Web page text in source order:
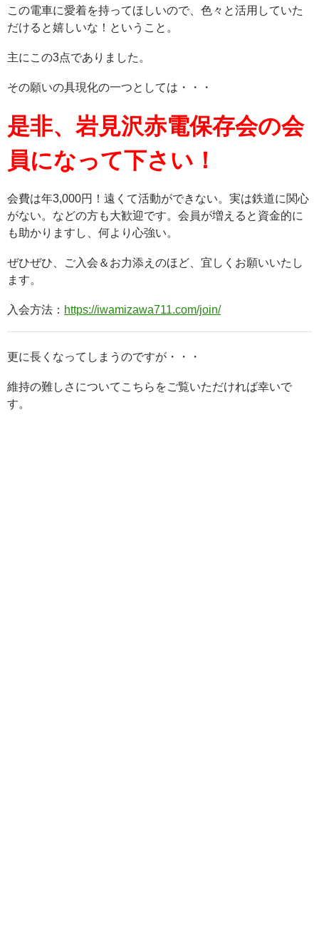
この電車に愛着を持ってほしいので、色々と活用していた
だけると嬉しいな！ということ。
主にこの3点でありました。
その願いの具現化の一つとしては・・・
是非、岩見沢赤電保存会の会
員になって下さい！
会費は年3,000円！遠くて活動ができない。実は鉄道に関心
がない。などの方も大歓迎です。会員が増えると資金的に
も助かりますし、何より心強い。
ぜひぜひ、ご入会＆お力添えのほど、宜しくお願いいたし
ます。
入会方法： https://iwamizawa711.com/join/
更に長くなってしまうのですが・・・
維持の難しさについてこちらをご覧いただければ幸いで
す。